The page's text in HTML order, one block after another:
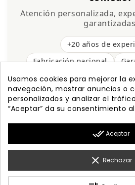
Atención personalizada,
+20 años de
Fabricación nacional
Envío gratis
PRODUCTOS
INFORMACIÓN
Usamos cookies para mejorar la
navegación, mostrar anuncios o
personalizados y analizar el
“Aceptar” da su consentimiento
done_all Aceptar
clear Rechazar